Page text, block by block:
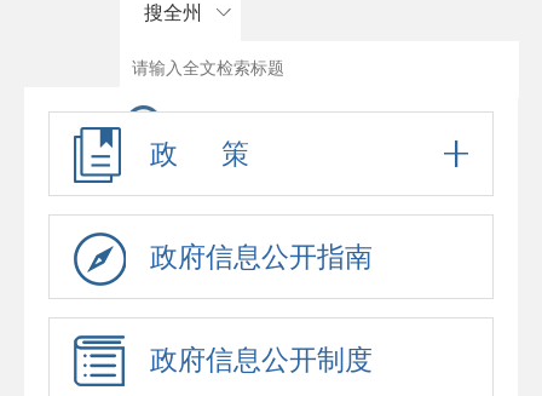
搜全州
政 策
政府信息公开指南
政府信息公开制度